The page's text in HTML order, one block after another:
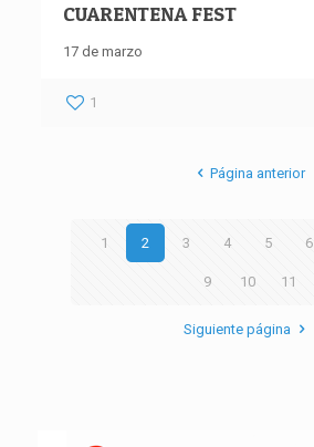
CUARENTENA FEST
17 de marzo
1
Página anterior
1 2 3 4 5 6
9 10 11
Siguiente página